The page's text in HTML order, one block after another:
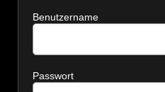
Benutzername
Passwort